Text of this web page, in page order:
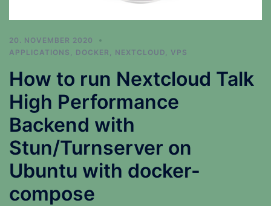
20. NOVEMBER 2020
APPLICATIONS
DOCKER NEXTCLOUD VPS
How to run Nextcloud Talk
High Performance
Backend with
Stun/Turnserver on
Ubuntu with docker-
compose